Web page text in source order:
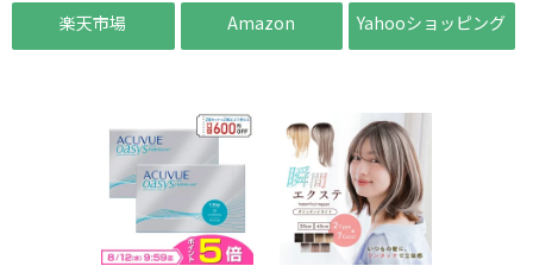
楽天市場 Amazon Yahooショッピング